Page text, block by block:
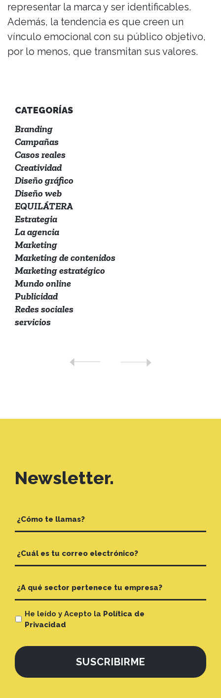
representar la marca y ser identificables.
Además, la tendencia es que creen un
vínculo emocional con su público objetivo,
por lo menos, que transmitan sus valores.
CATEGORÍAS
Branding
Campañas
Casos reales
Creatividad
Diseño gráfico
Diseño web
EQUILÁTERA
Estrategia
La agencia
Marketing
Marketing de contenidos
Marketing estratégico
Mundo online
Publicidad
Redes sociales
servicios
Newsletter.
He leído y Acepto la Política de
Privacidad